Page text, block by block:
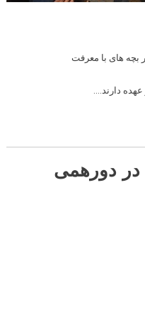
بچه های با معرفت
دارند….
در دورهمی